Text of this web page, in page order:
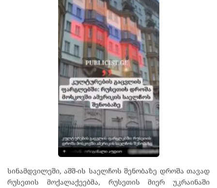
სინამდვილეში, აშშ-ის საელჩოს შენობაზე დროშა თავად
რუსეთის მოქალაქეებმა, რუსეთის მიერ უკრაინაში